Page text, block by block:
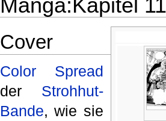
Manga:Kapitel
Cover
Color Spread
der Strohhut-
Bande, wie sie